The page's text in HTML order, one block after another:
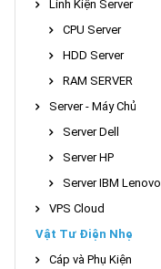
Linh Kiện Server
CPU Server
HDD Server
RAM SERVER
Server - Máy Chủ
Server Dell
Server HP
Server IBM Lenovo
VPS Cloud
Vật Tư Điện Nhẹ
Cáp và Phụ Kiện